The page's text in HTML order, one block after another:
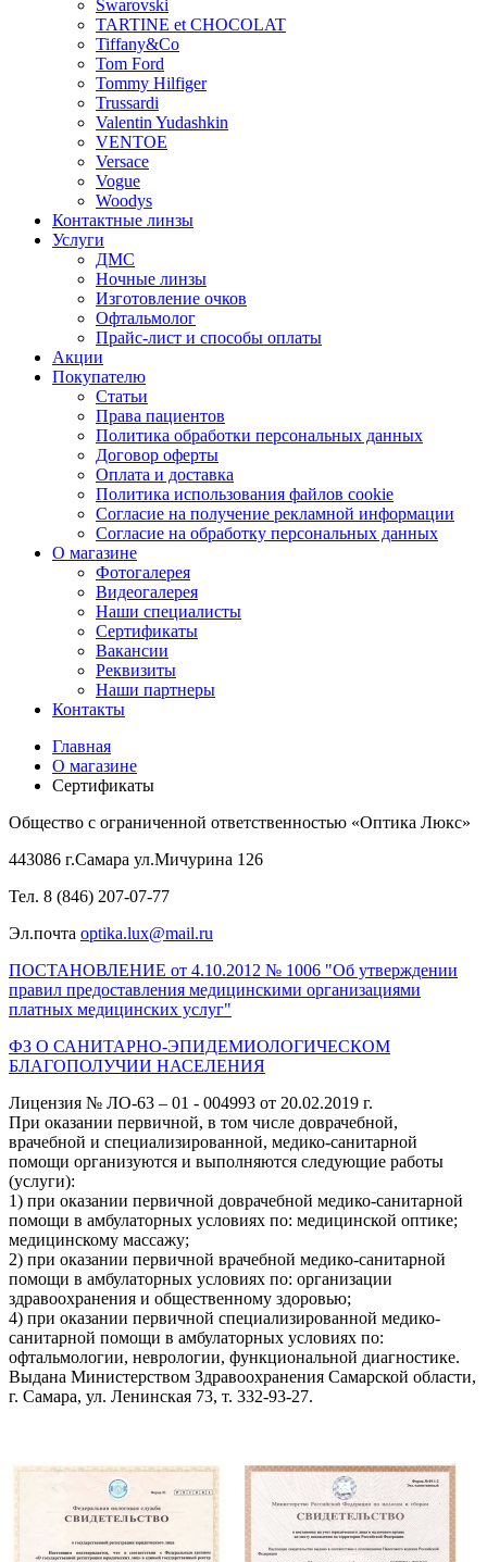
Swarovski
TARTINE et CHOCOLAT
Tiffany&Co
Tom Ford
Tommy Hilfiger
Trussardi
Valentin Yudashkin
VENTOE
Versace
Vogue
Woodys
Контактные линзы
Услуги
ДМС
Ночные линзы
Изготовление очков
Офтальмолог
Прайс-лист и способы оплаты
Акции
Покупателю
Статьи
Права пациентов
Политика обработки персональных данных
Договор оферты
Оплата и доставка
Политика использования файлов cookie
Согласие на получение рекламной информации
Согласие на обработку персональных данных
О магазине
Фотогалерея
Видеогалерея
Наши специалисты
Сертификаты
Вакансии
Реквизиты
Наши партнеры
Контакты
Главная
О магазине
Сертификаты
Общество с ограниченной ответственностью «Оптика Люкс»
443086 г.Самара ул.Мичурина 126
Тел. 8 (846) 207-07-77
Эл.почта optika.lux@mail.ru
ПОСТАНОВЛЕНИЕ от 4.10.2012 № 1006 "Об утверждении
правил предоставления медицинскими организациями
платных медицинских услуг"
ФЗ О САНИТАРНО-ЭПИДЕМИОЛОГИЧЕСКОМ
БЛАГОПОЛУЧИИ НАСЕЛЕНИЯ
Лицензия № ЛО-63 – 01 - 004993 от 20.02.2019 г.
При оказании первичной, в том числе доврачебной,
врачебной и специализированной, медико-санитарной
помощи организуются и выполняются следующие работы
(услуги):
1) при оказании первичной доврачебной медико-санитарной
помощи в амбулаторных условиях по: медицинской оптике;
медицинскому массажу;
2) при оказании первичной врачебной медико-санитарной
помощи в амбулаторных условиях по: организации
здравоохранения и общественному здоровью;
4) при оказании первичной специализированной медико-
санитарной помощи в амбулаторных условиях по:
офтальмологии, неврологии, функциональной диагностике.
Выдана Министерством Здравоохранения Самарской области,
г. Самара, ул. Ленинская 73, т. 332-93-27.